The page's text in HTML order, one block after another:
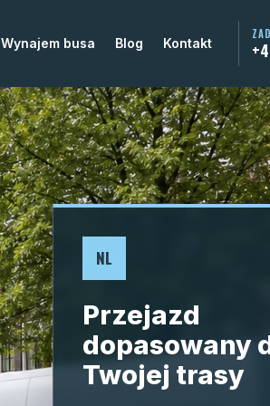
Wynajem busa Blog Kontakt
NL
Przejazd
dopasowany
Twojej trasy